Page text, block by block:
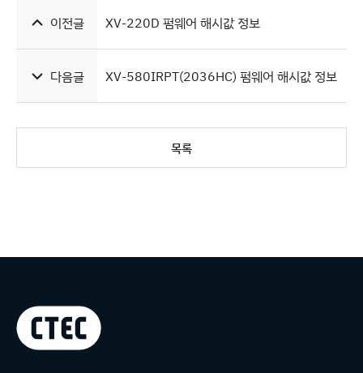
이전글 XV-220D 펌웨어 해시값 정보
다음글 XV-580IRPT(2036HC) 펌웨어 해시값 정보
목록